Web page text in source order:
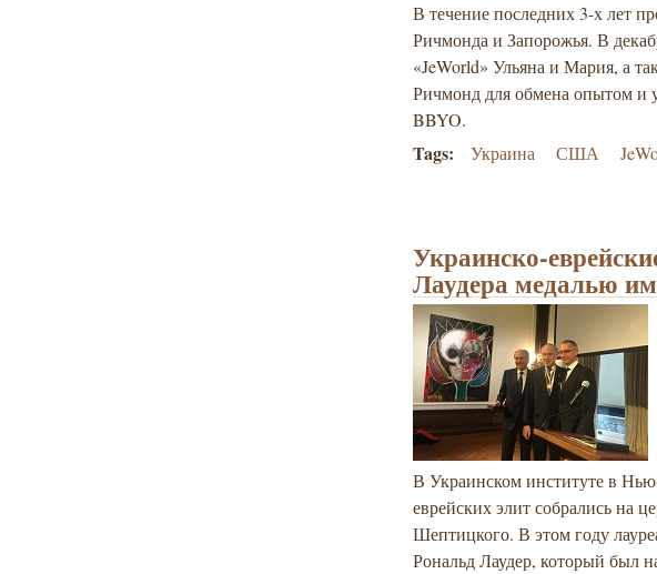
В течение последних 3-х лет
Ричмонда и Запорожья. В
«JeWorld» Ульяна и Мария, а
Ричмонд для обмена опытом и
BBYO.
Tags: Украина США
Украинско-
Лаудера медалью
В Украинском институте в
еврейских элит собрались на
Шептицкого. В этом году
Рональд Лаудер, который был